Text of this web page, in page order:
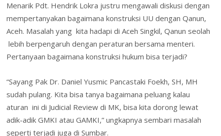
Menarik Pdt. Hendrik Lokra justru mengawali diskusi dengan
mempertanyakan bagaimana konstruksi UU dengan Qanun,
Aceh. Masalah yang kita hadapi di Aceh Singkil, Qanun seolah
lebih berpengaruh dengan peraturan bersama menteri.
Pertanyaan bagaimana konstruksi hukum bisa terjadi?
“Sayang Pak Dr. Daniel Yusmic Pancastaki Foekh, SH, MH
sudah pulang. Kita bisa tanya bagaimana peluang kalau
aturan ini di Judicial Review di MK, bisa kita dorong lewat
adik-adik GMKI atau GAMKI,” ungkapnya sembari masalah
seperti terjadi juga di Sumbar.